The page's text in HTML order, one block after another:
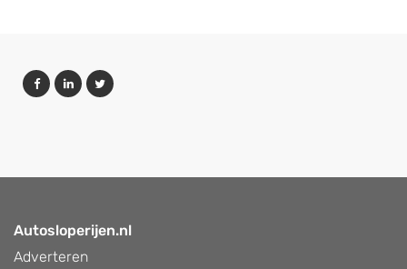
Autosloperijen.nl
Adverteren